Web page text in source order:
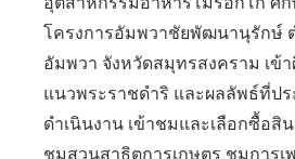
โครงการอัมพวาชัยพัฒนานุรักษ์
อัมพวา จังหวัดสมุทรสงคราม เข้
แนวพระราชดำริ และผลลัพธ์ที่ป
ดำเนินงาน เข้าชมและเลือกซื้อ
ชมสวนสาธิตการเกษตร ชมการเพ